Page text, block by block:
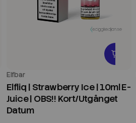
Elfbar
Elfliq | Strawberry Ice | 10ml E-
Juice | OBS!! Kort/Utgånget
Datum